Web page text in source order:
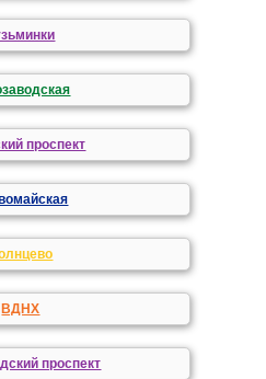
проспект
ВДНХ
проспект